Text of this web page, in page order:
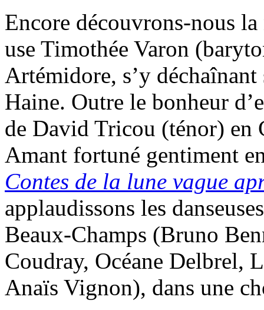
Encore découvrons-nous
use Timothée Varon
Artémidore, s’y
Haine. Outre le bonheur
de David Tricou (ténor) en
Amant fortuné gentiment
Contes de la lune vague
applaudissons les
Beaux-Champs (Bruno
Coudray, Océane Delbrel,
Anaïs Vignon), dans une